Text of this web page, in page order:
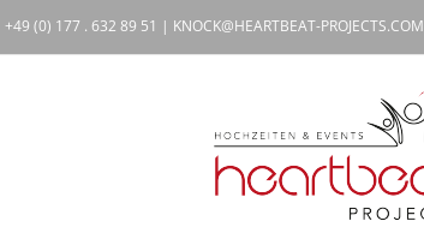
+49 (0) 177 . 632 89 51 | KNOCK@HEARTBEAT-PROJECTS.COM